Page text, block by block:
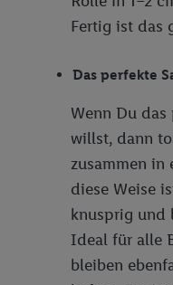
Fertig ist das
Das perfekte
Wenn Du
willst, dann
zusammen in
diese Weise
knusprig und
Ideal für alle
bleiben